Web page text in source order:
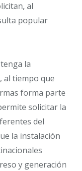
al
popular
la
al tiempo que
forma parte
solicitar la
del
la instalación
y generación